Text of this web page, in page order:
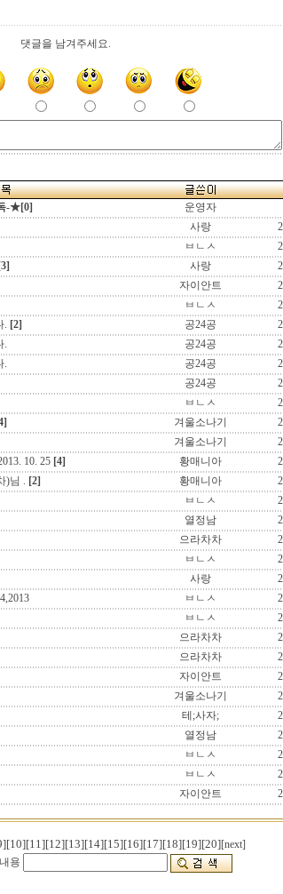
댓글을 남겨주세요.
-★[0] 운영자
사랑
ㅂㄴㅅ
[3] 사랑
자이안트
ㅂㄴㅅ
. [2] 공24공
. 공24공
. 공24공
공24공
ㅂㄴㅅ
겨울소나기
겨울소나기
10. 25 [4] 황매니아
)님 . [2] 황매니아
ㅂㄴㅅ
열정남
으라차차
ㅂㄴㅅ
사랑
ㅂㄴㅅ
ㅂㄴㅅ
으라차차
으라차차
자이안트
겨울소나기
테;사자;
열정남
ㅂㄴㅅ
ㅂㄴㅅ
자이안트
[10][11][12][13][14][15][16][17][18][19][20][next]
내용